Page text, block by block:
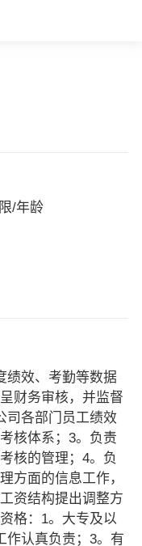
/年龄
绩效、考勤等数据
财务审核，并监督
司各部门员工绩效
核体系；3。负责
核的管理；4。负
方面的信息工作，
资结构提出调整方
格：1。大专及以
作认真负责；3。有